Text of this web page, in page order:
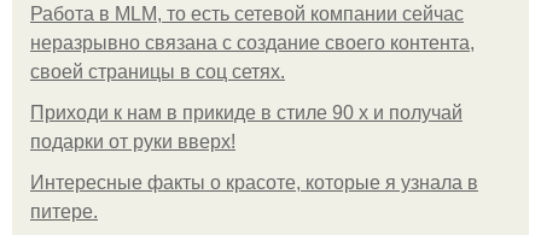
Работа в MLM, то есть сетевой компании сейчас
неразрывно связана с создание своего контента,
своей страницы в соц сетях.
Приходи к нам в прикиде в стиле 90 х и получай
подарки от руки вверх!
Интересные факты о красоте, которые я узнала в
питере.